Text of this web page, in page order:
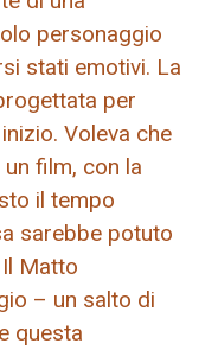
personaggio
stati emotivi. La
per
Voleva che
film, con la
il tempo
sarebbe potuto
Matto
– un salto di
questa